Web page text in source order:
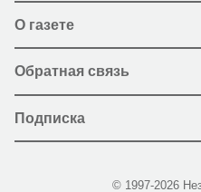
О газете
Обратная связь
Подписка
© 1997-2026